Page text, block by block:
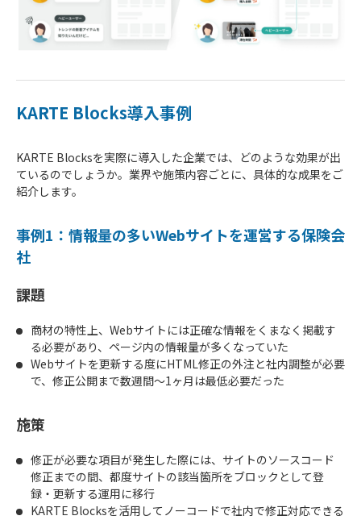
KARTE Blocks導入事例
KARTE Blocksを実際に導入した企業では、どのような効果が出
ているのでしょうか。業界や施策内容ごとに、具体的な成果をご
紹介します。
事例1：情報量の多いWebサイトを運営する保険会
社
課題
商材の特性上、Webサイトには正確な情報をくまなく掲載す
る必要があり、ページ内の情報量が多くなっていた
Webサイトを更新する度にHTML修正の外注と社内調整が必要
で、修正公開まで数週間〜1ヶ月は最低必要だった
施策
修正が必要な項目が発生した際には、サイトのソースコード
修正までの間、都度サイトの該当箇所をブロックとして登
録・更新する運用に移行
KARTE Blocksを活用してノーコードで社内で修正対応できる